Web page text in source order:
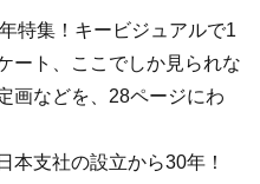
特集！キービジュアルで1
ート、ここでしか見られな
画などを、28ページにわ
本支社の設立から30年！